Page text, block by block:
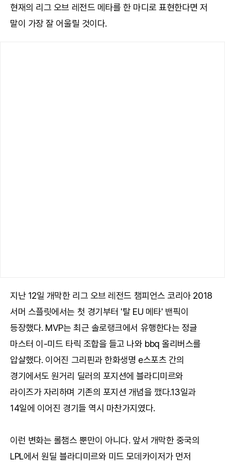
현재의 리그 오브 레전드 메타를 한 마디로 표현한다면 저
말이 가장 잘 어울릴 것이다.
지난 12일 개막한 리그 오브 레전드 챔피언스 코리아 2018
서머 스플릿에서는 첫 경기부터 '탈 EU 메타' 밴픽이
등장했다. MVP는 최근 솔로랭크에서 유행한다는 정글
마스터 이-미드 타릭 조합을 들고 나와 bbq 올리버스를
압살했다. 이어진 그리핀과 한화생명 e스포츠 간의
경기에서도 원거리 딜러의 포지션에 블라디미르와
라이즈가 자리하며 기존의 포지션 개념을 깼다.13일과
14일에 이어진 경기들 역시 마찬가지였다.
이런 변화는 롤챔스 뿐만이 아니다. 앞서 개막한 중국의
LPL에서 원딜 블라디미르와 미드 모데카이저가 먼저